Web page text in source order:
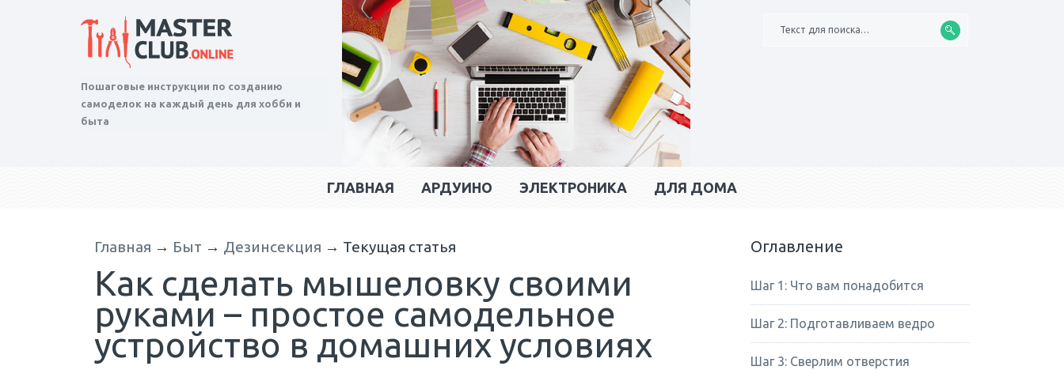
Пошаговые инструкции по созданию
самоделок на каждый день для хобби и
быта
Текст для поиска…
ГЛАВНАЯ АРДУИНО ЭЛЕКТРОНИКА ДЛЯ ДОМА
Главная → Быт → Дезинсекция → Текущая статья
Как сделать мышеловку своими
руками – простое самодельное
устройство в домашних условиях
Оглавление
Шаг 1: Что вам понадобится
Шаг 2: Подготавливаем ведро
Шаг 3: Сверлим отверстия